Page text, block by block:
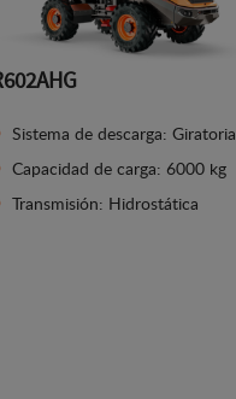
Sistema de descarga: Giratoria
Capacidad de carga: 6000 kg
Transmisión: Hidrostática